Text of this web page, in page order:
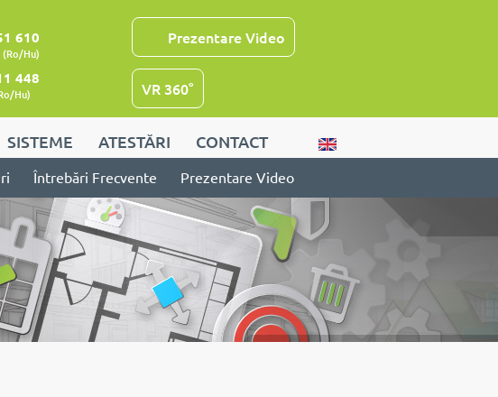
610
(Ro/Hu)
448
Hu)
Prezentare Video
VR 360°
SISTEME ATESTĂRI CONTACT
Întrebări Frecvente Prezentare Video